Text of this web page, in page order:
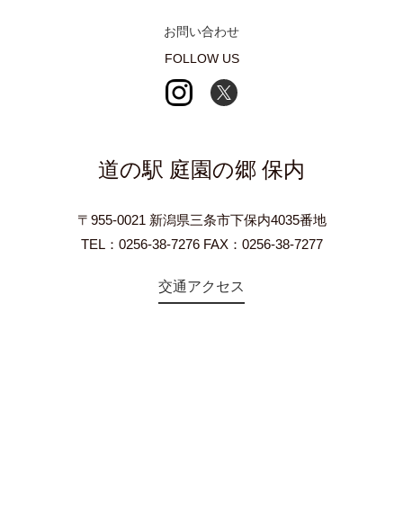
お問い合わせ
FOLLOW US
道の駅 庭園の郷 保内
〒955-0021 新潟県三条市下保内4035番地
TEL：0256-38-7276 FAX：0256-38-7277
交通アクセス